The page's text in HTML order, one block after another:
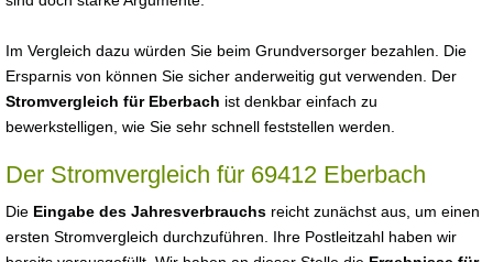
Im Vergleich dazu würden Sie beim Grundversorger bezahlen. Die
Ersparnis von können Sie sicher anderweitig gut verwenden. Der
Stromvergleich für Eberbach ist denkbar einfach zu
bewerkstelligen, wie Sie sehr schnell feststellen werden.
Der Stromvergleich für 69412 Eberbach
Die Eingabe des Jahresverbrauchs reicht zunächst aus, um einen
ersten Stromvergleich durchzuführen. Ihre Postleitzahl haben wir